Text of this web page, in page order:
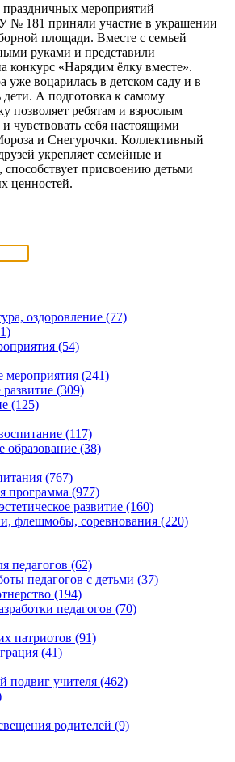
мероприятий
181 приняли участие в украшении
площади. Вместе с семьей
руками и представили
конкурс «Нарядим ёлку вместе».
уже воцарилась в детском саду и в
дети. А подготовка к самому
позволяет ребятам и взрослым
и чувствовать себя настоящими
и Снегурочки. Коллективный
укрепляет семейные и
способствует присвоению детьми
ценностей.
оздоровление (77)
(54)
мероприятия (241)
(309)
(125)
(117)
образование (38)
(767)
программа (977)
развитие (160)
флешмобы, соревнования (220)
педагогов (62)
педагогов с детьми (37)
(194)
педагогов (70)
патриотов (91)
(41)
подвиг учителя (462)
родителей (9)